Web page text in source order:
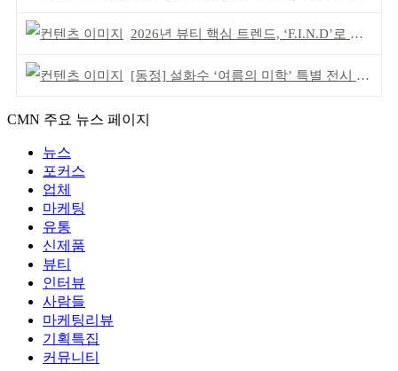
2026년 뷰티 핵심 트렌드, ‘F.I.N.D’로 읽는다
[동정] 설화수 ‘여름의 미학’ 특별 전시 개최
CMN 주요 뉴스 페이지
뉴스
포커스
업체
마케팅
유통
신제품
뷰티
인터뷰
사람들
마케팅리뷰
기획특집
커뮤니티